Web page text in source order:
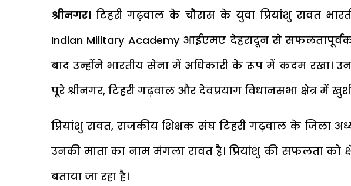
श्रीनगर। टिहरी गढ़वाल के चौरास के युवा प्रियांशु रावत
Indian Military Academy आईएमए देहरादून से
बाद उन्होंने भारतीय सेना में अधिकारी के रूप में कदम रखा।
पूरे श्रीनगर, टिहरी गढ़वाल और देवप्रयाग विधानसभा क्षेत्र में
प्रियांशु रावत, राजकीय शिक्षक संघ टिहरी गढ़वाल के जिला
उनकी माता का नाम मंगला रावत है। प्रियांशु की सफलता को
बताया जा रहा है।